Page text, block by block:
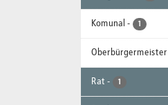
Komunal - 1
Oberbürgermeister
Rat - 1